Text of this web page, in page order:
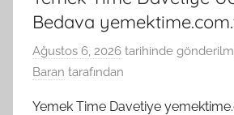
Bedava
Ağustos 6, 2026 tarihinde
Baran tarafından
Yemek Time Davetiye